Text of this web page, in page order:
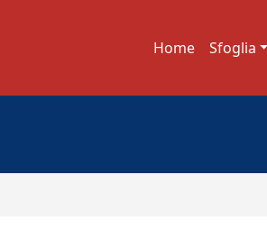
Home Sfoglia